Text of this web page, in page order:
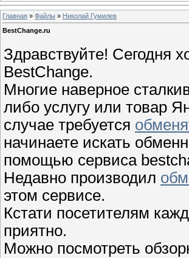
Главная » Файлы » Николай Гумилев
BestChange.ru
Здравствуйте! Сегодня
BestChange.
Многие наверное
либо услугу или товар
случае требуется
начинаете искать
помощью сервиса
Недавно производил
этом сервисе.
Кстати посетителям
приятно.
Можно посмотреть